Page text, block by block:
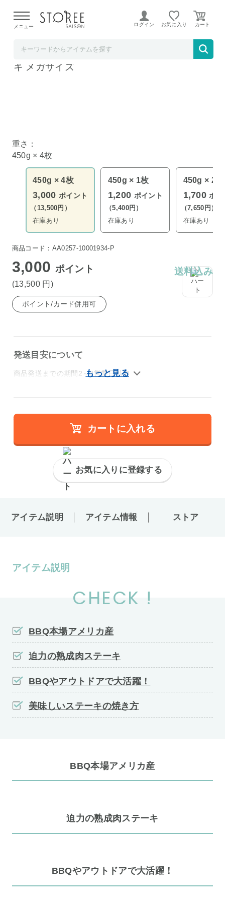
よる配送遅延が発生しております。
メニュー ログイン お気に入り
1ポンドステーキ 450g × 4枚 熟成牛 ステー
キ メガサイズ
重さ：
450g × 4枚
450g × 4枚
3,000 ポイント
（13,500円）
在庫あり
450g × 1枚
1,200 ポイント
（5,400円）
在庫あり
450g × 2枚
1,700 ポ
（7,650円）
在庫あり
商品コード：AA0257-10001934-P
3,000 ポイント
(13,500 円 )
送料込み
ポイント/カード併用可
発送目安について
商品発送までの期間2～3営業日以内
カートに入れる
お気に入りに登録する
アイテム説明 アイテム情報 ストア
アイテム説明
CHECK !
BBQ本場アメリカ産
迫力の熟成肉ステーキ
BBQやアウトドアで大活躍！
美味しいステーキの焼き方
BBQ本場アメリカ産
迫力の熟成肉ステーキ
BBQやアウトドアで大活躍！